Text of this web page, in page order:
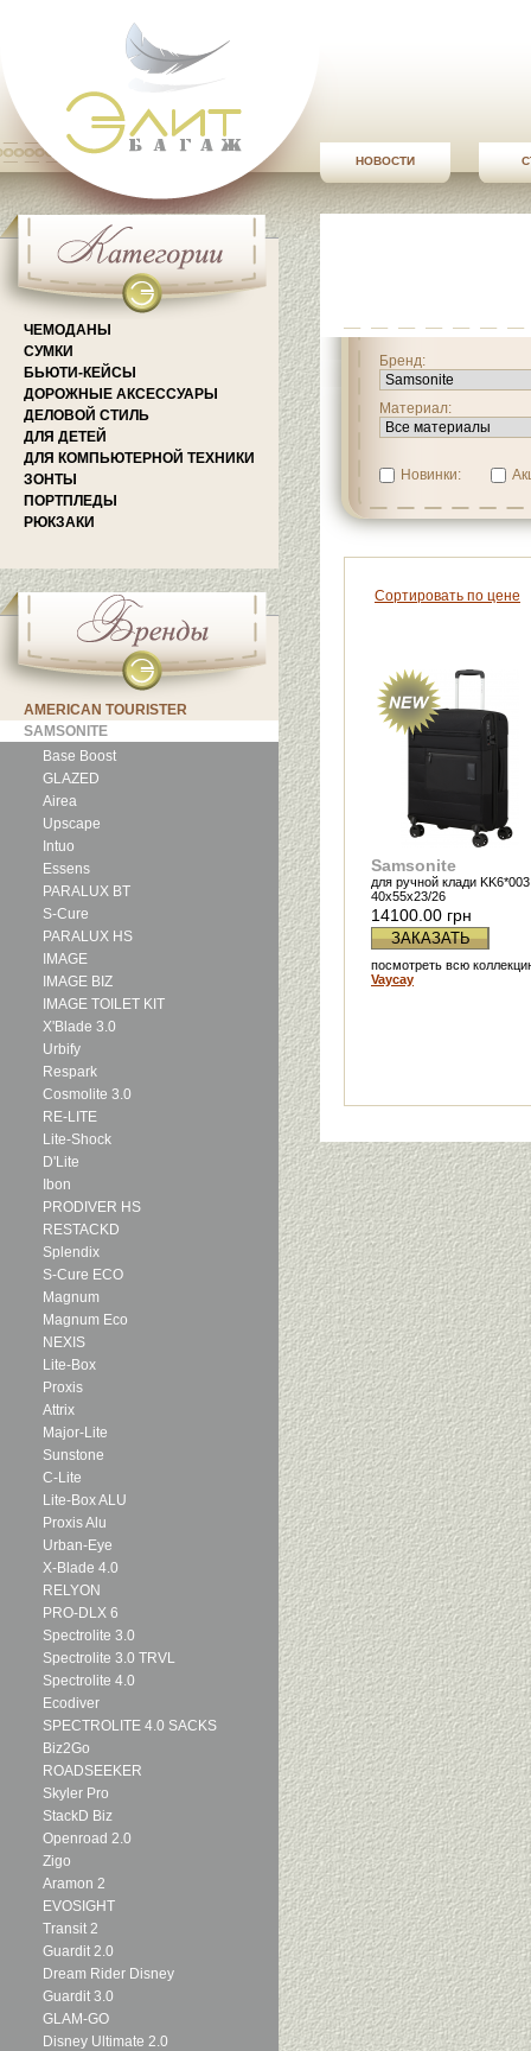
НОВОСТИ
ЧЕМОДАНЫ
СУМКИ
БЬЮТИ-КЕЙСЫ
ДОРОЖНЫЕ АКСЕССУАРЫ
ДЕЛОВОЙ СТИЛЬ
ДЛЯ ДЕТЕЙ
ДЛЯ КОМПЬЮТЕРНОЙ ТЕХНИКИ
ЗОНТЫ
ПОРТПЛЕДЫ
РЮКЗАКИ
AMERICAN TOURISTER
SAMSONITE
Base Boost
GLAZED
Airea
Upscape
Intuo
Essens
PARALUX BT
S-Cure
PARALUX HS
IMAGE
IMAGE BIZ
IMAGE TOILET KIT
X'Blade 3.0
Urbify
Respark
Cosmolite 3.0
RE-LITE
Lite-Shock
D'Lite
Ibon
PRODIVER HS
RESTACKD
Splendix
S-Cure ECO
Magnum
Magnum Eco
NEXIS
Lite-Box
Proxis
Attrix
Major-Lite
Sunstone
C-Lite
Lite-Box ALU
Proxis Alu
Urban-Eye
X-Blade 4.0
RELYON
PRO-DLX 6
Spectrolite 3.0
Spectrolite 3.0 TRVL
Spectrolite 4.0
Ecodiver
SPECTROLITE 4.0 SACKS
Biz2Go
ROADSEEKER
Skyler Pro
StackD Biz
Openroad 2.0
Zigo
Aramon 2
EVOSIGHT
Transit 2
Guardit 2.0
Dream Rider Disney
Guardit 3.0
GLAM-GO
Disney Ultimate 2.0
Бренд:
Материал:
Новинки:
Сортировать по цене
Samsonite
для ручной клади KK6*003
40x55x23/26
14100.00 грн
ЗАКАЗАТЬ
посмотреть всю
Vaycay